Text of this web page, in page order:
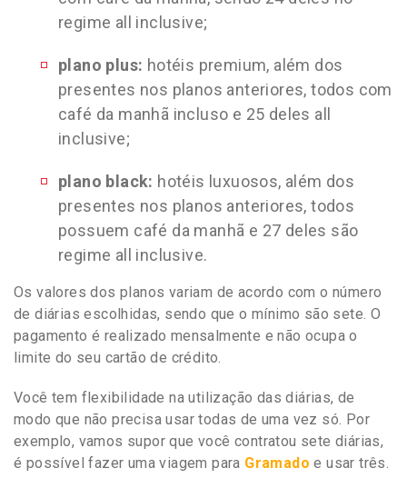
regime all inclusive;
plano plus: hotéis premium, além dos
presentes nos planos anteriores, todos com
café da manhã incluso e 25 deles all
inclusive;
plano black: hotéis luxuosos, além dos
presentes nos planos anteriores, todos
possuem café da manhã e 27 deles são
regime all inclusive.
Os valores dos planos variam de acordo com o número
de diárias escolhidas, sendo que o mínimo são sete. O
pagamento é realizado mensalmente e não ocupa o
limite do seu cartão de crédito.
Você tem flexibilidade na utilização das diárias, de
modo que não precisa usar todas de uma vez só. Por
exemplo, vamos supor que você contratou sete diárias,
é possível fazer uma viagem para Gramado e usar três.